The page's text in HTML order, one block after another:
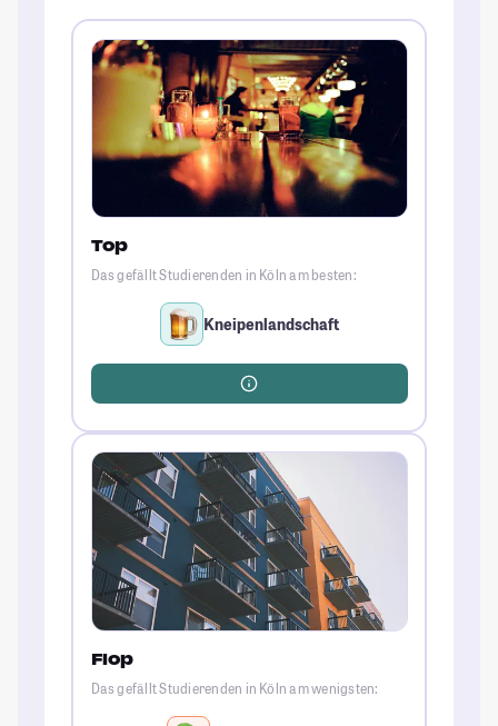
Top
Das gefällt Studierenden in Köln am besten:
Kneipenlandschaft
Flop
Das gefällt Studierenden in Köln am wenigsten: